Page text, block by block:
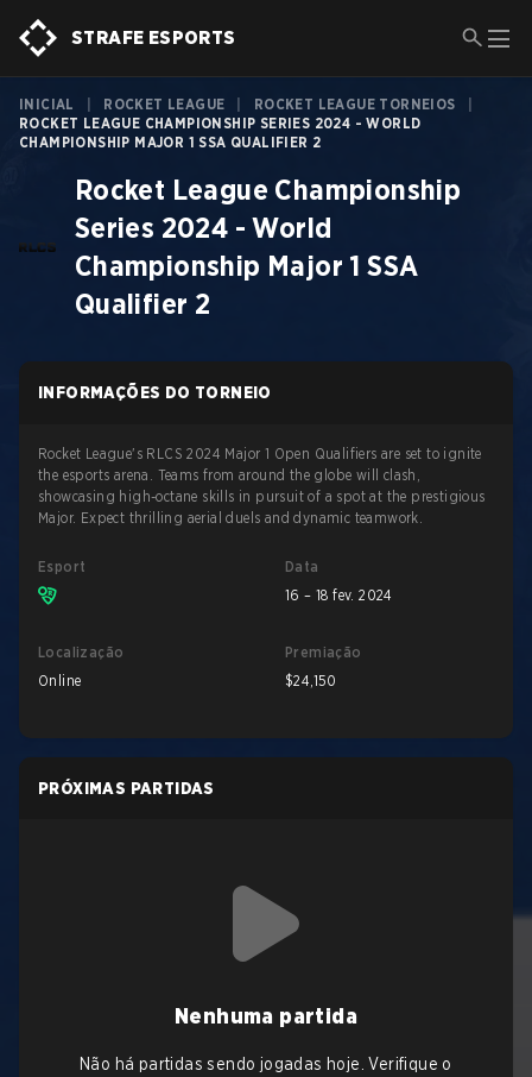
STRAFE ESPORTS
INICIAL ROCKET LEAGUE ROCKET LEAGUE TORNEIOS
ROCKET LEAGUE CHAMPIONSHIP SERIES 2024 - WORLD
CHAMPIONSHIP MAJOR 1 SSA QUALIFIER 2
Rocket League Championship
Series 2024 - World
Championship Major 1 SSA
Qualifier 2
INFORMAÇÕES DO TORNEIO
Rocket League's RLCS 2024 Major 1 Open Qualifiers are set to ignite
the esports arena. Teams from around the globe will clash,
showcasing high-octane skills in pursuit of a spot at the prestigious
Major. Expect thrilling aerial duels and dynamic teamwork.
Esport
Data
16 – 18 fev. 2024
Localização
Online
Premiação
$24,150
PRÓXIMAS PARTIDAS
Nenhuma partida
Não há partidas sendo jogadas hoje. Verifique o